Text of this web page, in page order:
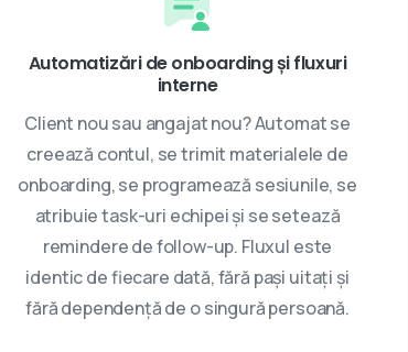
Automatizări de onboarding și fluxuri
interne
Client nou sau angajat nou? Automat se
creează contul, se trimit materialele de
onboarding, se programează sesiunile, se
atribuie task-uri echipei și se setează
remindere de follow-up. Fluxul este
identic de fiecare dată, fără pași uitați și
fără dependență de o singură persoană.